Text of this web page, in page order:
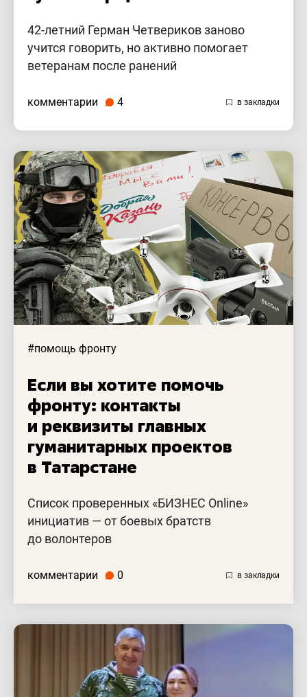
42-летний Герман Четвериков заново
учится говорить, но активно помогает
ветеранам после ранений
комментарии 4
#помощь фронту
Если вы хотите помочь
фронту: контакты
и реквизиты главных
гуманитарных проектов
в Татарстане
Список проверенных «БИЗНЕС Online»
инициатив — от боевых братств
до волонтеров
комментарии 0